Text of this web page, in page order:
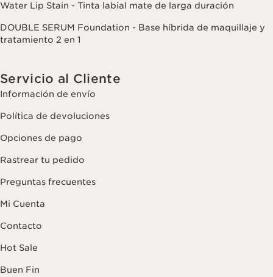
Water Lip Stain - Tinta labial mate de larga duración
DOUBLE SERUM Foundation - Base híbrida de maquillaje y
tratamiento 2 en 1
Servicio al Cliente
Información de envío
Política de devoluciones
Opciones de pago
Rastrear tu pedido
Preguntas frecuentes
Mi Cuenta
Contacto
Hot Sale
Buen Fin